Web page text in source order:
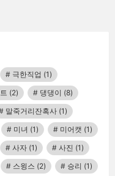
극한직업 (1)
(2) 댕댕이 (8)
말죽거리잔혹사 (1)
미녀 (1) 미어캣 (1)
사자 (1) 사진 (1)
스윙스 (2) 승리 (1)